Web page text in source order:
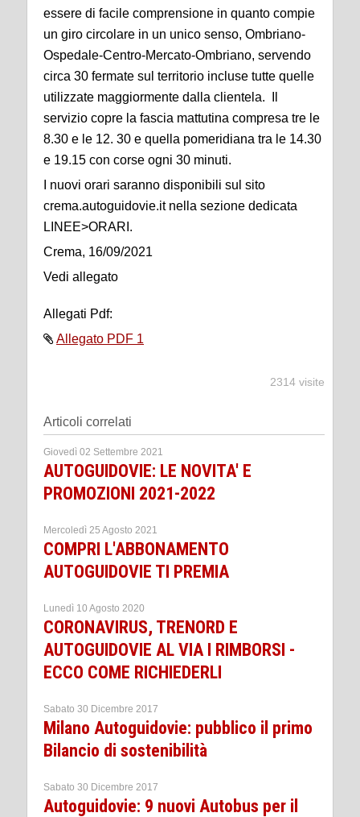
essere di facile comprensione in quanto compie
un giro circolare in un unico senso, Ombriano-
Ospedale-Centro-Mercato-Ombriano, servendo
circa 30 fermate sul territorio incluse tutte quelle
utilizzate maggiormente dalla clientela. Il
servizio copre la fascia mattutina compresa tre le
8.30 e le 12. 30 e quella pomeridiana tra le 14.30
e 19.15 con corse ogni 30 minuti.
I nuovi orari saranno disponibili sul sito
crema.autoguidovie.it nella sezione dedicata
LINEE>ORARI.
Crema, 16/09/2021
Vedi allegato
Allegati Pdf:
Allegato PDF 1
2314 visite
Articoli correlati
Giovedì 02 Settembre 2021
AUTOGUIDOVIE: LE NOVITA' E
PROMOZIONI 2021-2022
Mercoledì 25 Agosto 2021
COMPRI L'ABBONAMENTO
AUTOGUIDOVIE TI PREMIA
Lunedì 10 Agosto 2020
CORONAVIRUS, TRENORD E
AUTOGUIDOVIE AL VIA I RIMBORSI -
ECCO COME RICHIEDERLI
Sabato 30 Dicembre 2017
Milano Autoguidovie: pubblico il primo
Bilancio di sostenibilità
Sabato 30 Dicembre 2017
Autoguidovie: 9 nuovi Autobus per il